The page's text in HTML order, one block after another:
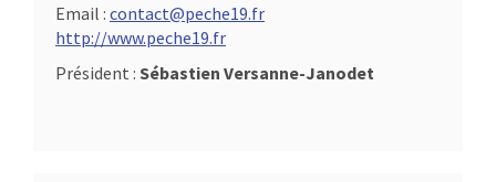
Email : contact@peche19.fr
http://www.peche19.fr
Président : Sébastien Versanne-Janodet